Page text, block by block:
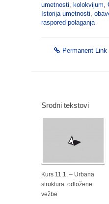
umetnosti, kolokvijum,
Istorija umetnosti,
raspored polaganja
Permanent Link
Srodni tekstovi
Kurs 11.1. – Urbana
struktura: odložene
vežbe